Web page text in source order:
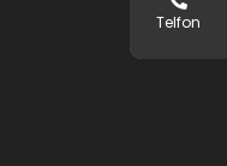
Telfon